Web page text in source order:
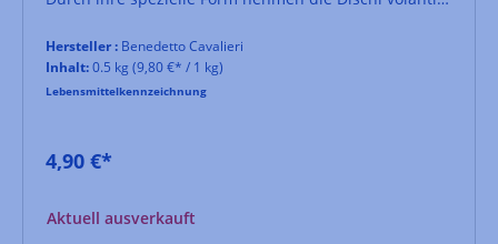
Cavalieri üblich, aus aromatischem apulischen
Hartweizen.
Hersteller : Benedetto Cavalieri
Inhalt:0.5 kg (9,80 €* / 1 kg)
Lebensmittelkennzeichnung
4,90 €*
Aktuell ausverkauft